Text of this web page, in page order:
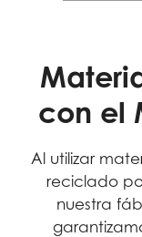
con el
Al utilizar
reciclado
nuestra